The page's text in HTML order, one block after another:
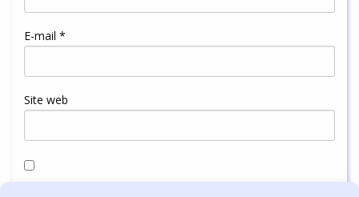
E-mail *
Site web